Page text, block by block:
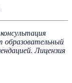
образовательный
Лицензия